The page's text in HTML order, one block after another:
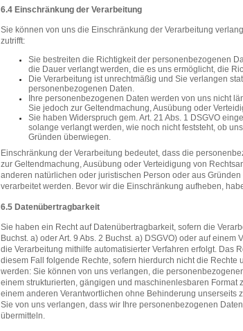
6.4 Einschränkung der Verarbeitung
Sie können von uns die Einschränkung der Verarbeitung
zutrifft:
Sie bestreiten die Richtigkeit der personenbezogenen
die Dauer verlangt werden, die es uns ermöglicht, die
Die Verarbeitung ist unrechtmäßig und Sie verlangen
personenbezogenen Daten.
Ihre personenbezogenen Daten werden von uns nicht
Sie jedoch zur Geltendmachung, Ausübung oder
Sie haben Widerspruch gem. Art. 21 Abs. 1 DSGVO
solange verlangt werden, wie noch nicht feststeht, ob
Gründen überwiegen.
Einschränkung der Verarbeitung bedeutet, dass die
zur Geltendmachung, Ausübung oder Verteidigung von
anderen natürlichen oder juristischen Person oder aus
verarbeitet werden. Bevor wir die Einschränkung aufheben,
6.5 Datenübertragbarkeit
Sie haben ein Recht auf Datenübertragbarkeit, sofern die
Buchst. a) oder Art. 9 Abs. 2 Buchst. a) DSGVO) oder auf
die Verarbeitung mithilfe automatisierter Verfahren erfolgt. Das
diesem Fall folgende Rechte, sofern hierdurch nicht die
werden: Sie können von uns verlangen, die
einem strukturierten, gängigen und maschinenlesbaren Format
einem anderen Verantwortlichen ohne Behinderung unserseits
Sie von uns verlangen, dass wir Ihre personenbezogenen
übermitteln.